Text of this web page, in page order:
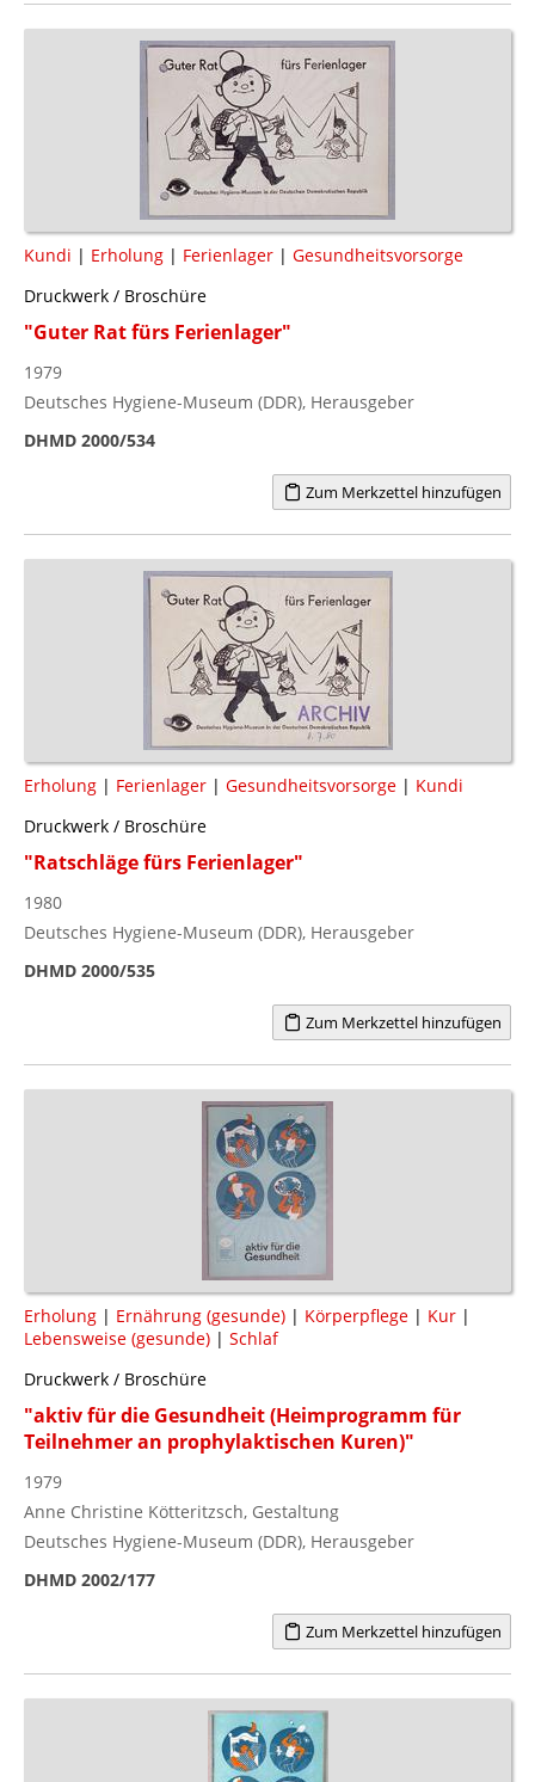
Kundi | Erholung | Ferienlager | Gesundheitsvorsorge
Druckwerk / Broschüre
"Guter Rat fürs Ferienlager"
1979
Deutsches Hygiene-Museum (DDR), Herausgeber
DHMD 2000/534
Zum Merkzettel hinzufügen
Erholung | Ferienlager | Gesundheitsvorsorge | Kundi
Druckwerk / Broschüre
"Ratschläge fürs Ferienlager"
1980
Deutsches Hygiene-Museum (DDR), Herausgeber
DHMD 2000/535
Zum Merkzettel hinzufügen
Erholung | Ernährung (gesunde) | Körperpflege | Kur |
Lebensweise (gesunde) | Schlaf
Druckwerk / Broschüre
"aktiv für die Gesundheit (Heimprogramm für
Teilnehmer an prophylaktischen Kuren)"
1979
Anne Christine Kötteritzsch, Gestaltung
Deutsches Hygiene-Museum (DDR), Herausgeber
DHMD 2002/177
Zum Merkzettel hinzufügen